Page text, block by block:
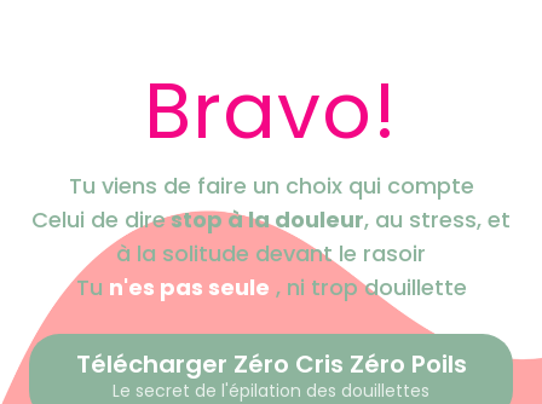
Bravo!
Tu viens de faire un choix qui compte
Celui de direstop à la douleur, au stress, et
à la solitude devant le rasoir
Tu n'es pas seule , ni trop douillette
Télécharger Zéro Cris Zéro Poils
Le secret de l'épilation des douillettes